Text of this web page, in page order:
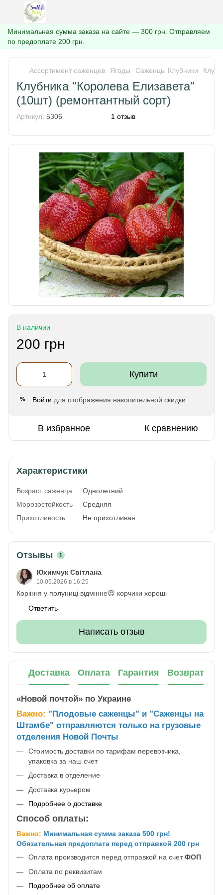
Минимальная сумма заказа на сайте — 300 грн. Отправляем
по предоплате 200 грн.
Ассортимент саженцев Ягоды Саженцы Клубники
Клубника "Королева Елизавета"
(10шт) (ремонтантный сорт)
Артикул: 5306 1 отзыв
В наличии
200 грн
Купити
% Войти для отображения накопительной скидки
В избранное К сравнению
Характеристики
Возраст саженца
Однолетний
Морозостойкость
Средняя
Прихотливость
Не прихотливая
Отзывы 1
Юхимчук Світлана
10.05.2026 в 16:25
Коріння у полуниці відмінне😍 корчики хороші
Ответить
Написать отзыв
Доставка Оплата Гарантия Возврат
«Новой почтой» по Украине
Важно: "Плодовые саженцы" и "Саженцы на
Штамбе" отправляются только на грузовые
отделения Новой Почты
Стоимость доставки по тарифам перевозчика,
упаковка за наш счет
Доставка в отделение
Доставка курьером
Подробнее о доставке
Способ оплаты:
Важно: Минимальная сумма заказа 500 грн!
Обязательная предоплата перед отправкой 200 грн
Оплата производится перед отправкой на счетФОП
Оплата по реквизитам
Подробнее об оплате